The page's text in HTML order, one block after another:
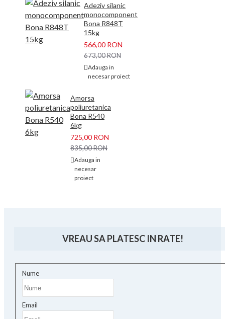
Adeziv silanic
monocomponent
Bona R848T
15kg
566,00 RON
673,00 RON
Adauga in
necesar proiect
Amorsa
poliuretanica
Bona R540
6kg
725,00 RON
835,00 RON
Adauga in
necesar
proiect
VREAU SA PLATESC IN RATE!
Nume
Email